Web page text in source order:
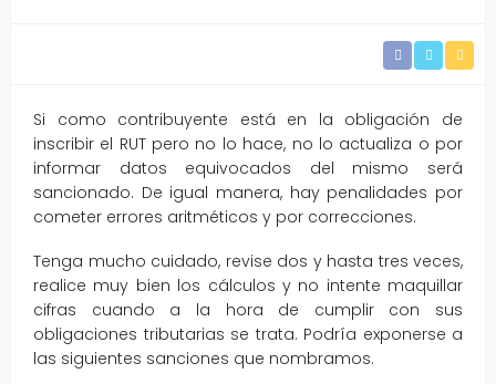
Si como contribuyente está en la obligación de
inscribir el RUT pero no lo hace, no lo actualiza o por
informar datos equivocados del mismo será
sancionado. De igual manera, hay penalidades por
cometer errores aritméticos y por correcciones.
Tenga mucho cuidado, revise dos y hasta tres veces,
realice muy bien los cálculos y no intente maquillar
cifras cuando a la hora de cumplir con sus
obligaciones tributarias se trata. Podría exponerse a
las siguientes sanciones que nombramos.